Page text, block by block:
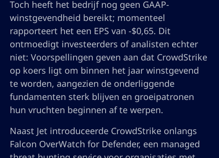
Toch heeft het bedrijf nog geen GAAP-
winstgevendheid bereikt; momenteel
rapporteert het een EPS van -$0,65. Dit
ontmoedigt investeerders of analisten echter
niet: Voorspellingen geven aan dat CrowdStrike
op koers ligt om binnen het jaar winstgevend
te worden, aangezien de onderliggende
fundamenten sterk blijven en groeipatronen
hun vruchten beginnen af te werpen.
Naast Jet introduceerde CrowdStrike onlangs
Falcon OverWatch for Defender, een managed